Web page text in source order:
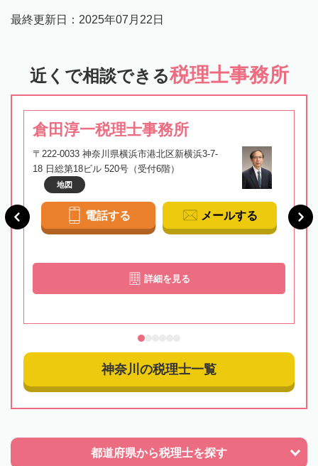
最終更新日： 2025年07月22日
近くで相談できる税理士事務所
倉田淳一税理士事務所
〒222-0033 神奈川県横浜市港北区新横浜3-7-
18 日総第18ビル 520号（受付6階）
地図
電話する メールする
詳細を見る
神奈川の税理士一覧
都道府県から税理士を探す